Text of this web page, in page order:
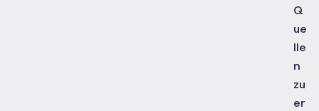
Q
ue
lle
n
zu
er